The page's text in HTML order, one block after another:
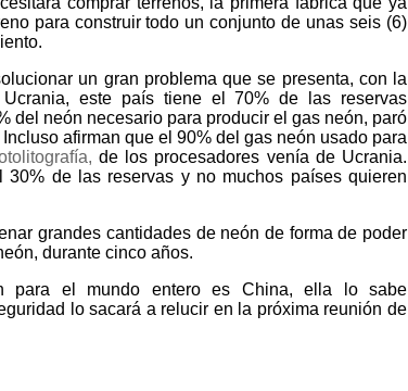
para construir todo un conjunto de unas seis (6)
un gran problema que se presenta, con la
este país tiene el 70% de las reservas
del neón necesario para producir el gas neón, paró
afirman que el 90% del gas neón usado para
de los procesadores venía de Ucrania.
30% de las reservas y no muchos países quieren
grandes cantidades de neón de forma de poder
durante cinco años.
para el mundo entero es China, ella lo sabe
lo sacará a relucir en la próxima reunión de